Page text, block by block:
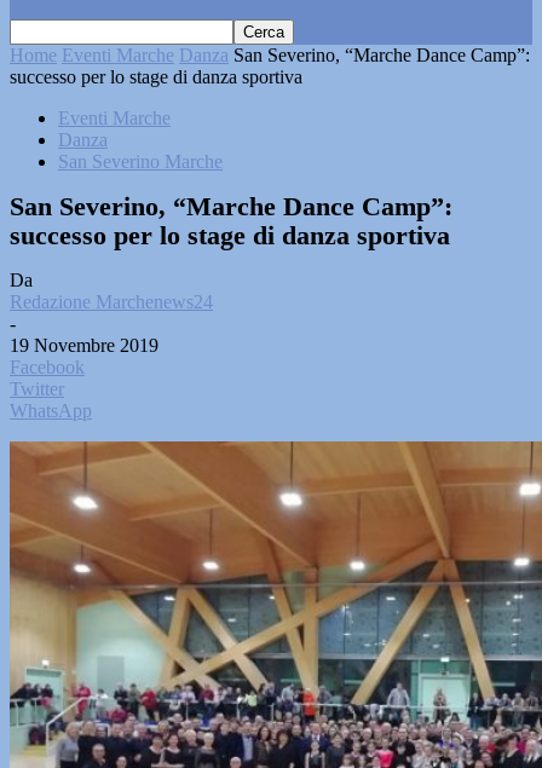
Home Eventi Marche Danza San Severino, “Marche Dance Camp”:
successo per lo stage di danza sportiva
Eventi Marche
Danza
San Severino Marche
San Severino, “Marche Dance Camp”:
successo per lo stage di danza sportiva
Da
Redazione Marchenews24
-
19 Novembre 2019
Facebook
Twitter
WhatsApp